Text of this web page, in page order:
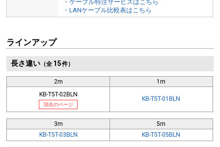
・ケーブル特注サービスはこちら
・LANケーブル比較表はこちら
ラインアップ
長さ違い（全 15件）
2m
KB-T5T-02BLN
現在のページ
1m
KB-T5T-01BLN
3m
KB-T5T-03BLN
5m
KB-T5T-05BLN